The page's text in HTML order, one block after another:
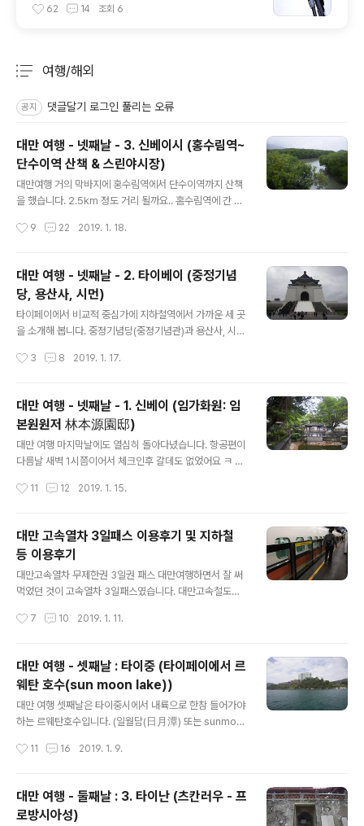
스타 방식 연결하기
62 14 조회 6
여행/해외
공지 댓글달기 로그인 풀리는 오류
대만 여행 - 넷째날 - 3. 신베이시 (홍수림역~
단수이역 산책 & 스린야시장)
대만여행 거의 막바지에 홍수림역에서 단수이역까지 산책
을 했습니다. 2.5km 정도 거리 될까요.. 홈수림역에 간 이
區)가 있기 때문입니다. 그런데 아침부터 날이 흐리고 보슬
소에서 유안산(圓山)역에 도착. 근처 동네가 외국인들이
많이 찾는 곳과는 거리가 멀어요. 홍수림역 2번출구쪽... 홍
수림보호구로 통합니다. 단수이강 홍수림 자연보호구... 지
도상에는 단수이 강(江)이라고 되있는데 여기는 하(河)라
고 표기를 했네요. 보호구 대신에 보유구(~留~)로 표기를
다. 서울의 한강같은 느낌.. 이라지만 한강보단 스케일이 훨
9 22 2019. 1. 18.
대만 여행 - 넷째날 - 2. 타이베이 (중정기념
당, 용산사, 시먼)
타이페이에서 비교적 중심가에 지하철역에서 가까운 세 곳
을 소개해 봅니다. 중정기념당(중정기념관)과 용산사, 시먼
여러 기념관, 박물관이 있는데 다 가보질 못하고 몇 군데를
고궁박물관은 제껴야 했어요. 박물관은 나중에 여유있을
때 천천히 봐야겠다는 생각을 갖고 있어서 더더욱요. 그래
도 좀 거대한 건 봐야겠다는 생각이 들어 이동이 편리한 중
정기념당(中正紀念堂)에 다녀왔습니다. 중정기념당역 5
번출구로 나오면 바로 거대한 건물들이 눈에 들어옵니다.
장이죠. 뒤쪽에 있는 건 국가음악청(國家音樂廳). 장개석
3 8 2019. 1. 17.
대만 여행 - 넷째날 - 1. 신베이 (임가화원: 임
본원원저 林本源園邸)
대만 여행 마지막날에도 열심히 돌아다녔습니다. 항공편이
다름날 새벽 1시쯤이어서 체크인후 갈데도 없었어요 ㅋ 무
죠. (참고 : 대만에서 이지카드 및 물품보관함 이용하기) 여
에 여행가면 경치좋은 숙소에서 창밖 경치보면서 푹 쉬고
그려려구요 ㅋ 오늘 소개할 곳은 신베이시(新北)에 있는
임본원원저(林本源園邸)입니다. (원저는 화원과 저택을
의미. 정확히는 화원이 의미가 크고 그곳만 개방되어 있으
니까 그냥 임가화원이라고 부릅니다) 신베이시는 타이페이
더군요. 한자도 타이페이가 台北, 신베이가 新北. 타이페
11 12 2019. 1. 15.
대만 고속열차 3일패스 이용후기 및 지하철
등 이용후기
대만고속열차 무제한권 3일권 패스 대만여행하면서 잘 써
먹었던 것이 고속열차 3일패스였습니다. 대만고속철도에
연속권, 비연속 3일권이 있습니다. 저는 3박 4일 체류했으
서 구매후 가져간 프린터를 대만에서 교환하는 방식) 가격
은 3일권 패스권이 대만고속철도노선에서 가장 긴 노선을
1번 왕복한 것과 비슷하다고 보시면 됩니다. (대략 7만원
후반대인데 외국인할인과 국내여행사 할인을 하면 7만원
이 나오더군요) 대만 타이페이 고속열차역에서 국내에서
에는 고객정보(여권번호 포함)와 이용기간이 표시되 있구
7 10 2019. 1. 11.
대만 여행 - 셋째날 : 타이중 (타이페이에서 르
웨탄 호수(sun moon lake))
대만 여행 셋째날은 타이중시에서 내륙으로 한참 들어가야
하는 르웨탄호수입니다. (일월담(日月潭) 또는 sunmoo
경했는데 둘째날 타이페이 숙소에서 조금 늦게 나섰기 때
거니와 타이중으로 다시 돌아오는 버스가 늦은 오후에 마
지막이라 시간에 쫓길 가능성이 있었거든요. 아무튼.. 타이
중에는 고속열차 3일패스권으로 이동했습니다. 타이중 고
11 16 2019. 1. 9.
대만 여행 - 둘째날 : 3. 타이난 (츠칸러우 - 프
로방시아성)